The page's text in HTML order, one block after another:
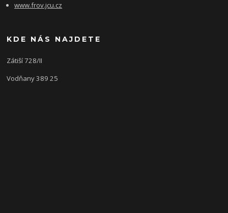
www.frov.jcu.cz
KDE NÁS NAJDETE
Zátiší 728/II
Vodňany 389 25